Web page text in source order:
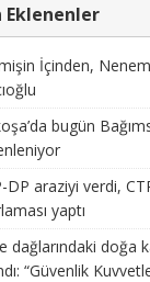
Eklenenler
İçinden,
bugün
DP araziyi verdi,
yaptı
dağlarındaki doğa
“Güvenlik